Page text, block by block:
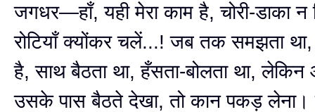
जगधर—हाँ, यही मेरा काम है, चोरी-डाका
रोटियाँ क्योंकर चलें...! जब तक समझता
है, साथ बैठता था, हँसता-बोलता था,
उसके पास बैठते देखा, तो कान पकड़ लेना।